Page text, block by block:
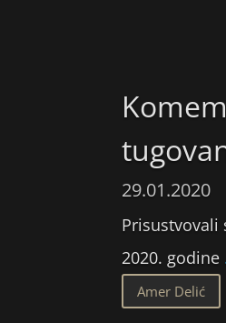
29.01.2020
Prisustvovali
2020. godine
Amer Delić